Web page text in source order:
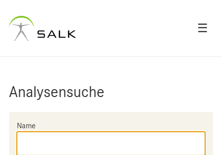
☰
Analysensuche
Name